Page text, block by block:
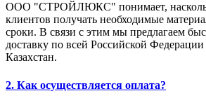
ООО "СТРОЙЛЮКС" понимает,
клиентов получать необходимые
сроки. В связи с этим мы предлагаем
доставку по всей Российской
Казахстан.
2. Как осуществляется оплата?